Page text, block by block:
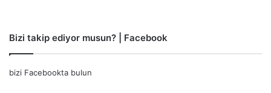
Bizi takip ediyor musun? | Facebook
bizi Facebookta bulun